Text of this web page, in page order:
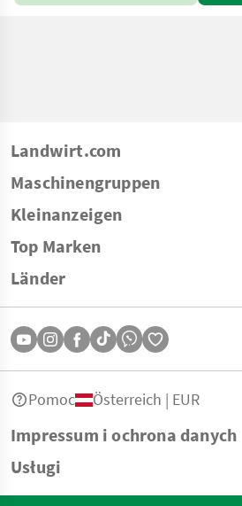
Landwirt.com
Maschinengruppen
Kleinanzeigen
Top Marken
Länder
Impressum i ochrona danych
Usługi
Pomoc Österreich | EUR